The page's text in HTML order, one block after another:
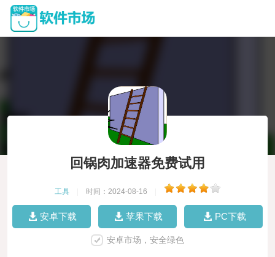
回锅肉加速器免费试用
工具 时间：2024-08-16
安卓下载 苹果下载 PC下载
安卓市场，安全绿色